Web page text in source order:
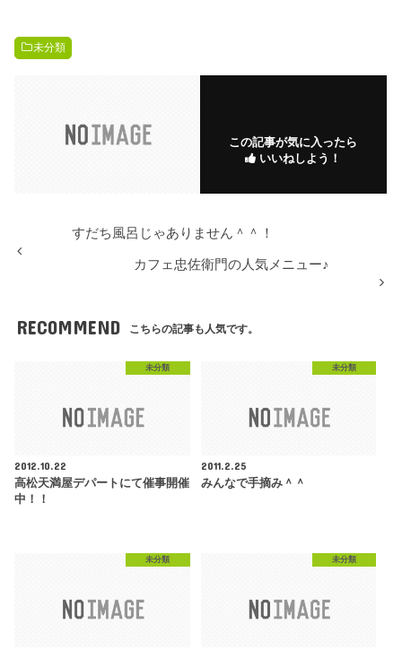
未分類
この記事が気に入ったら
いいねしよう！
すだち風呂じゃありません＾＾！
カフェ忠佐衛門の人気メニュー♪
RECOMMEND こちらの記事も人気です。
未分類
2012.10.22
高松天満屋デパートにて催事開催
中！！
未分類
2011.2.25
みんなで手摘み＾＾
未分類 未分類